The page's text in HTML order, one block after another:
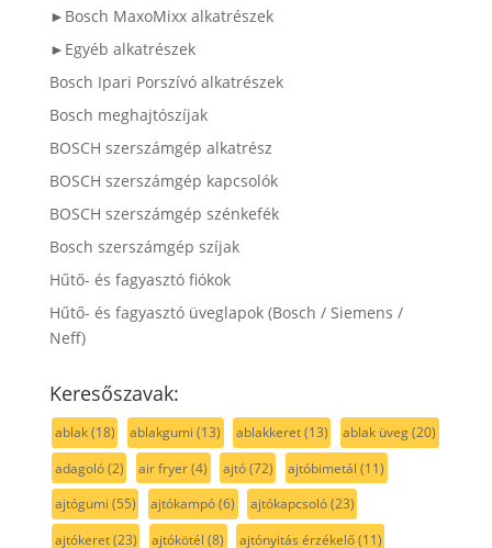
►Bosch MaxoMixx alkatrészek
►Egyéb alkatrészek
Bosch Ipari Porszívó alkatrészek
Bosch meghajtószíjak
BOSCH szerszámgép alkatrész
BOSCH szerszámgép kapcsolók
BOSCH szerszámgép szénkefék
Bosch szerszámgép szíjak
Hűtő- és fagyasztó fiókok
Hűtő- és fagyasztó üveglapok (Bosch / Siemens /
Neff)
Keresőszavak:
ablak(18) ablakgumi (13) ablakkeret(13) ablak üveg(20)
adagoló(2) air fryer(4) ajtó(72) ajtóbimetál (11)
ajtógumi (55) ajtókampó(6) ajtókapcsoló(23)
ajtókeret(23) ajtókötél (8) ajtónyitás érzékelő(11)